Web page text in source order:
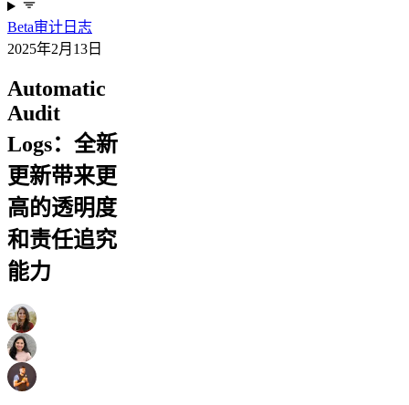
Beta审计日志
2025年2月13日
Automatic
Audit
Logs：全新
更新带来更
高的透明度
和责任追究
能力